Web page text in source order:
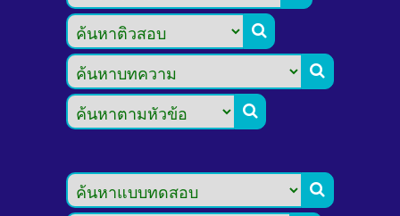



